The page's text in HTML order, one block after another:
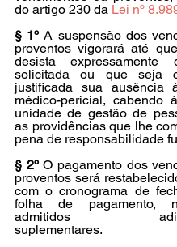
do artigo 230 da Lei nº
§ 1º A suspensão dos
proventos vigorará até
desista expressamente
solicitada ou que seja
justificada sua ausência
médico-pericial, cabendo
unidade de gestão de
as providências que lhe
pena de responsabilidade
§ 2º O pagamento dos
proventos será
com o cronograma de
folha de pagamento,
admitidos
suplementares.